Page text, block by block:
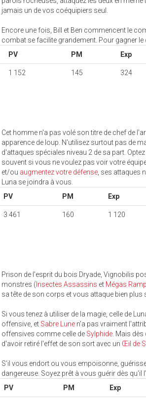
jamais un de vos coéquipiers seul.
Encore une fois, Bill et Ben commencent le
combat se facilite grandement. Pour gagner
PV PM Exp
1 152 145 324
Cet homme n'a pas volé son titre de chef de
apparence de loup. N'utilisez surtout pas de
d'attaques spéciales niveau 2 de sa part.
souvent si vous ne voulez pas voir votre
et/ou augmentez votre défense , ses attaques
Luna se joindra à vous.
PV PM Exp
3 461 160 1 120
Prison de l'esprit du bois Dryade, Vignobilis
monstres ( Insectes Assassins et Mégas
sa tête de son corps et vous attaque bien plus
Si vous tenez à utiliser de la magie, celle de
offensive, et Sabre Lune n'a pas vraiment
offensives comme celle de Sylphide . Mais
d'avoir retiré l'effet de son sort avec un Œil de
S'il vous endort ou vous empoisonne,
dangereuse. Soyez prêt à vous guérir dès qu'il
PV PM Exp